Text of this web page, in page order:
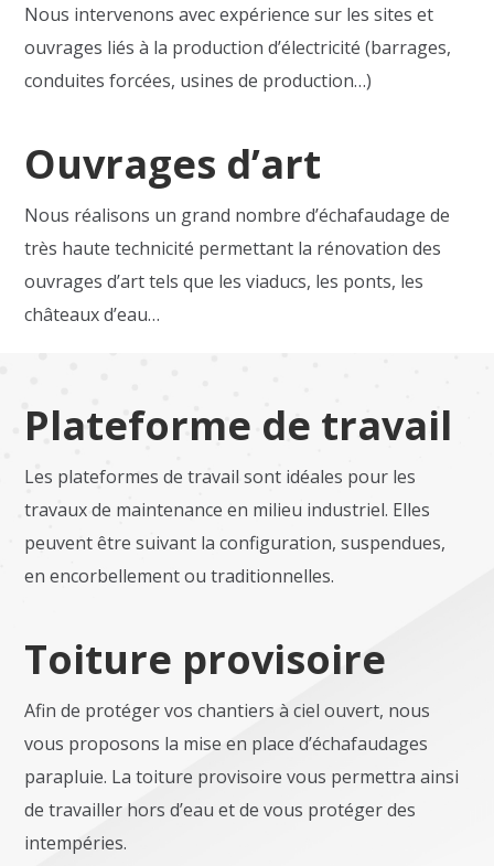
Nous intervenons avec expérience sur les sites et
ouvrages liés à la production d’électricité (barrages,
conduites forcées, usines de production…)
Ouvrages d’art
Nous réalisons un grand nombre d’échafaudage de
très haute technicité permettant la rénovation des
ouvrages d’art tels que les viaducs, les ponts, les
châteaux d’eau…
Plateforme de travail
Les plateformes de travail sont idéales pour les
travaux de maintenance en milieu industriel. Elles
peuvent être suivant la configuration, suspendues,
en encorbellement ou traditionnelles.
Toiture provisoire
Afin de protéger vos chantiers à ciel ouvert, nous
vous proposons la mise en place d’échafaudages
parapluie. La toiture provisoire vous permettra ainsi
de travailler hors d’eau et de vous protéger des
intempéries.